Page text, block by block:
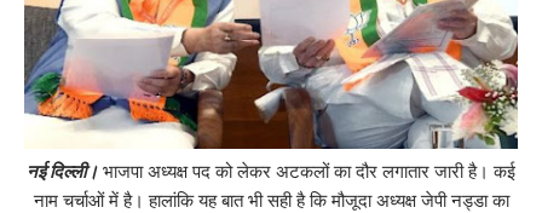
नई दिल्ली। भाजपा अध्यक्ष पद को लेकर अटकलों का दौर लगातार जारी है। कई
नाम चर्चाओं में है। हालांकि यह बात भी सही है कि मौजूदा अध्यक्ष जेपी नड्डा का